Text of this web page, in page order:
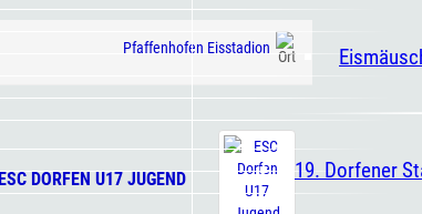
19. Dorfener
Pfaffenhofen Eisstadion
ESC DORFEN U17 JUGEND